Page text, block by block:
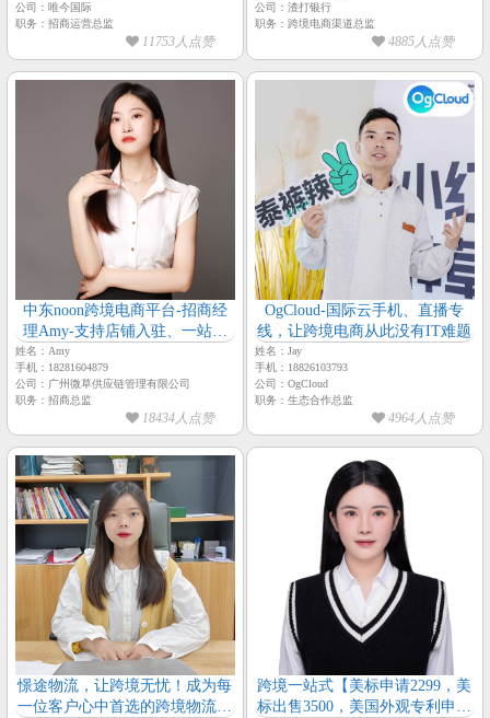
公司：唯今国际
职务：招商运营总监
11753人点赞
公司：渣打银行
职务：跨境电商渠道总监
4885人点赞
中东noon跨境电商平台-招商经
理Amy-支持店铺入驻、一站式
姓名：Amy
手机：18281604879
公司：广州微草供应链管理有限公司
职务：招商总监
18434人点赞
OgCloud-国际云手机、直播专
线，让跨境电商从此没有IT难题
姓名：Jay
手机：18826103793
公司：OgCloud
职务：生态合作总监
4964人点赞
憬途物流，让跨境无忧！成为每
一位客户心中首选的跨境物流服
跨境一站式【美标申请2299，美
标出售3500，美国外观专利申请